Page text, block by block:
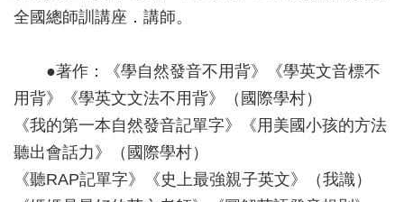
全國總師訓講座．講師。
●著作：《學自然發音不用背》《學英文音標不
用背》《學英文文法不用背》（國際學村）
《我的第一本自然發音記單字》《用美國小孩的方法
聽出會話力》（國際學村）
《聽RAP記單字》《史上最強親子英文》（我識）